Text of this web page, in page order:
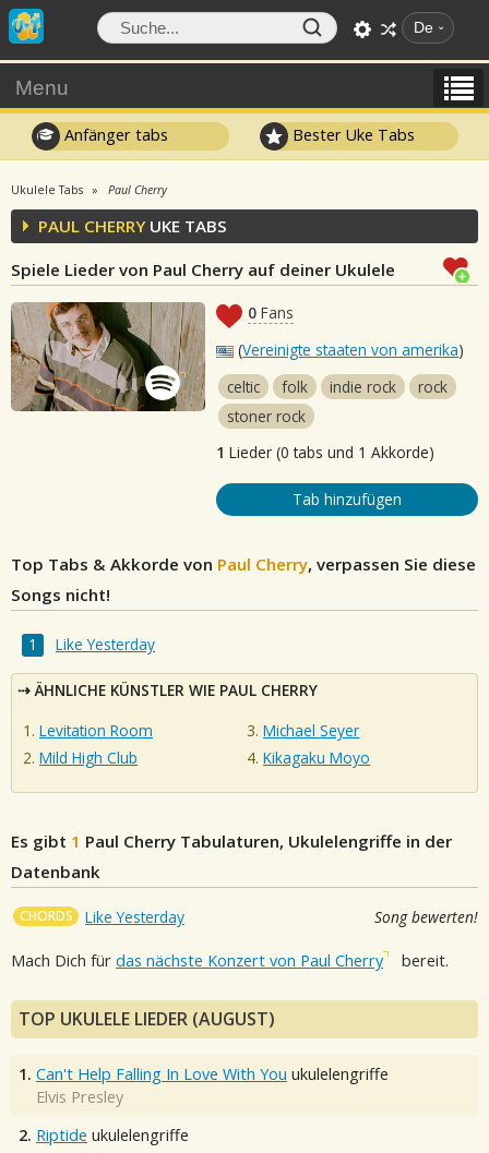
De
Menu
Anfänger tabs Bester Uke Tabs
Ukulele Tabs Paul Cherry
PAUL CHERRYUKE TABS
Spiele Lieder von Paul Cherry auf deiner Ukulele
0 Fans
(Vereinigte staaten von amerika)
celtic
folk indie rock
rock
stoner rock
1 Lieder (0 tabs und 1 Akkorde)
Tab hinzufügen
Top Tabs & Akkorde von Paul Cherry, verpassen Sie diese
Songs nicht!
Like Yesterday
ÄHNLICHE KÜNSTLER WIE PAUL CHERRY
Levitation Room
Mild High Club
Michael Seyer
Kikagaku Moyo
Es gibt 1 Paul Cherry Tabulaturen, Ukulelengriffe in der
Datenbank
CHORDS Like Yesterday Song bewerten!
Mach Dich für das nächste Konzert von Paul Cherry bereit.
TOP UKULELE LIEDER (AUGUST)
1. Can't Help Falling In Love With You ukulelengriffe
Elvis Presley
2. Riptide ukulelengriffe